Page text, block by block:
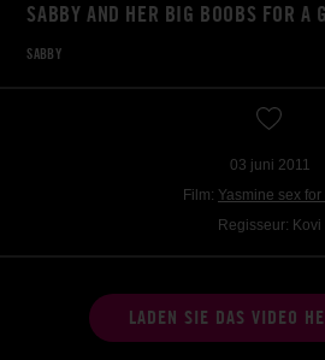
SABBY AND HER BIG BOOBS FOR A
SABBY
03 juni 2011
Film: Yasmine sex for
Regisseur: Kovi
LADEN SIE DAS VIDEO